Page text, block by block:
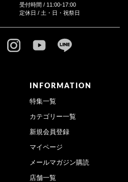
受付時間 / 11:00-17:00
定休日 / 土・日・祝祭日
INFORMATION
特集一覧
カテゴリー一覧
新規会員登録
マイページ
メールマガジン購読
店舗一覧